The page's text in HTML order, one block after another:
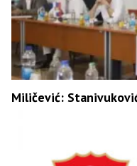
Miličević: